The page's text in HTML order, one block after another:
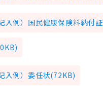
記入例）国民健康保険料納付
記入例）委任状(72KB)